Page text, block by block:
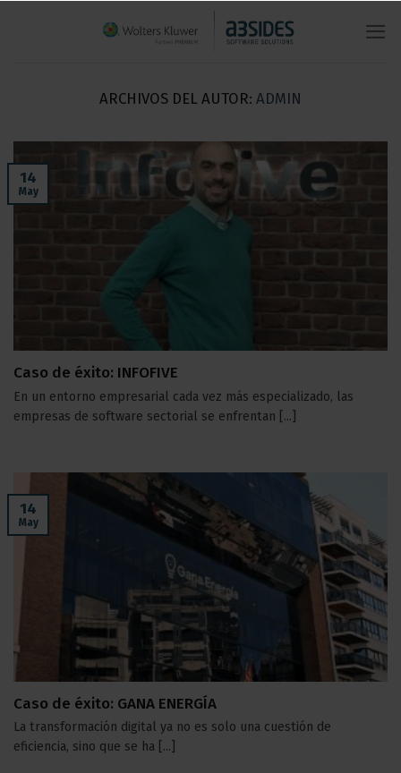
ARCHIVOS DEL AUTOR: ADMIN
Caso de éxito: INFOFIVE
En un entorno empresarial cada vez más especializado, las
empresas de software sectorial se enfrentan [...]
14
May
Caso de éxito: GANA ENERGÍA
La transformación digital ya no es solo una cuestión de
eficiencia, sino que se ha [...]
14
May